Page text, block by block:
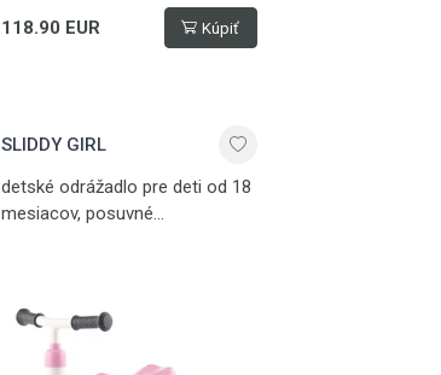
118.90 EUR Kúpiť
SLIDDY GIRL
detské odrážadlo pre deti od 18
mesiacov, posuvné